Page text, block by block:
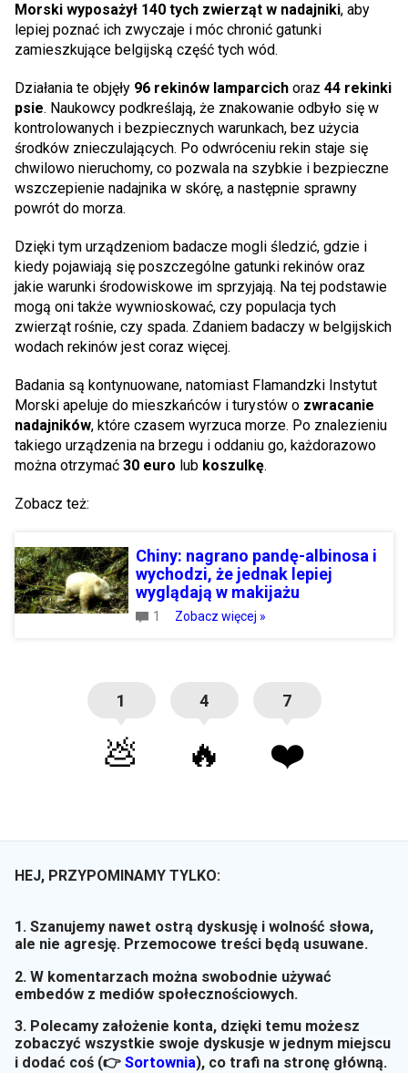
Morski wyposażył 140 tych zwierząt w nadajniki, aby
lepiej poznać ich zwyczaje i móc chronić gatunki
zamieszkujące belgijską część tych wód.
Działania te objęły 96 rekinów lamparcich oraz 44 rekinki
psie. Naukowcy podkreślają, że znakowanie odbyło się w
kontrolowanych i bezpiecznych warunkach, bez użycia
środków znieczulających. Po odwróceniu rekin staje się
chwilowo nieruchomy, co pozwala na szybkie i bezpieczne
wszczepienie nadajnika w skórę, a następnie sprawny
powrót do morza.
Dzięki tym urządzeniom badacze mogli śledzić, gdzie i
kiedy pojawiają się poszczególne gatunki rekinów oraz
jakie warunki środowiskowe im sprzyjają. Na tej podstawie
mogą oni także wywnioskować, czy populacja tych
zwierząt rośnie, czy spada. Zdaniem badaczy w belgijskich
wodach rekinów jest coraz więcej.
Badania są kontynuowane, natomiast Flamandzki Instytut
Morski apeluje do mieszkańców i turystów o zwracanie
nadajników, które czasem wyrzuca morze. Po znalezieniu
takiego urządzenia na brzegu i oddaniu go, każdorazowo
można otrzymać 30 euro lub koszulkę.
Zobacz też:
Chiny: nagrano pandę-albinosa i
wychodzi, że jednak lepiej
wyglądają w makijażu
1 Zobacz więcej »
1
💩
4
🔥
7
❤️
HEJ, PRZYPOMINAMY TYLKO:
1. Szanujemy nawet ostrą dyskusję i wolność słowa,
ale nie agresję. Przemocowe treści będą usuwane.
2. W komentarzach można swobodnie używać
embedów z mediów społecznościowych.
3. Polecamy założenie konta, dzięki temu możesz
zobaczyć wszystkie swoje dyskusje w jednym miejscu
i dodać coś (👉 Sortownia), co trafi na stronę główną.